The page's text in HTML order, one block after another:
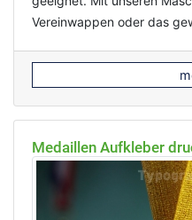
Vereinwappen oder das
Medaillen Aufkleber